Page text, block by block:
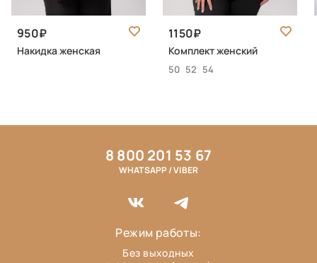
950
Накидка женская
1150
Комплект женский
50 52 54
8 800 201 53 67
WHATSAPP / VIBER
Режим работы:
Без выходных